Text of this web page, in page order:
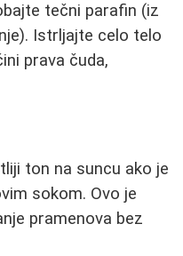
tečni parafin (iz
Istrljajte celo telo
prava čuda,
ton na suncu ako je
sokom. Ovo je
pramenova bez